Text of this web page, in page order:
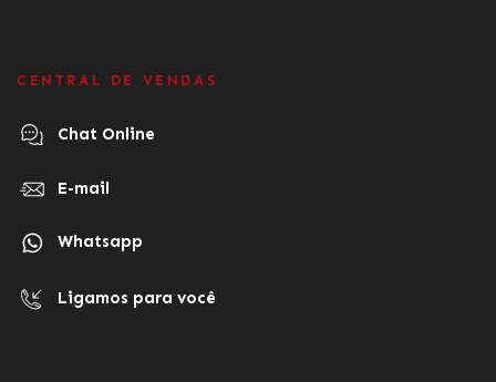
CENTRAL DE VENDAS
Chat Online
E-mail
Whatsapp
Ligamos para você